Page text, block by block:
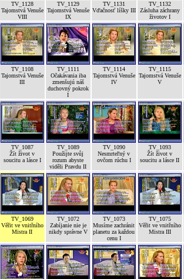
TV_1128
Tajomstvá Venuše
VIII
TV_1129
Tajomstvá Venuše
IX
TV_1131
Vďačnosť líšky III
TV_1132
Zásluha záchrany
životov I
TV_1108
Tajomstvá Venuše
III
TV_1111
Očakávania iba
zmenšujú náš
duchovný pokrok
I
TV_1114
Tajomstvá Venuše
IV
TV_1115
Tajomstvá Venuše
V
TV_1087
Žít život v
soucitu a lásce I
TV_1089
Použijte svůj
rozum abyste
viděli Pravdu II
TV_1090
Nesmrteľný v
ovčom rúchu I
TV_1093
Žít život v
soucitu a lásce II
TV_1069
Věřit ve vnitřního
Mistra II
TV_1072
Zabíjanie nie je
nikdy správne V
TV_1073
Musíme zachránit
planetu za každou
cenu I
TV_1075
Věřit ve vnitřního
Mistra III